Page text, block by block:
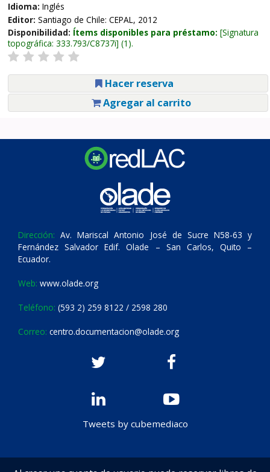
Idioma: Inglés
Editor: Santiago de Chile: CEPAL, 2012
Disponibilidad: Ítems disponibles para préstamo: Signatura
topográfica: 333.793/C8737i (1).
Hacer reserva
Agregar al carrito
Dirección: Av. Mariscal Antonio José de Sucre N58-63 y
Fernández Salvador Edif. Olade – San Carlos, Quito –
Ecuador.
Web: www.olade.org
Teléfono: (593 2) 259 8122 / 2598 280
Correo: centro.documentacion@olade.org
Tweets by cubemediaco